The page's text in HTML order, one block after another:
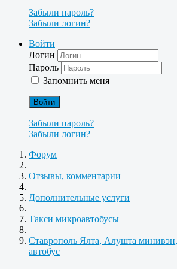
Забыли пароль?
Забыли логин?
Войти
Логин
Пароль
Запомнить меня
Войти
Забыли пароль?
Забыли логин?
Форум
Отзывы, комментарии
Дополнительные услуги
Такси микроавтобусы
Ставрополь Ялта, Алушта
автобус